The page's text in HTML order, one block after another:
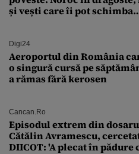
și vești care îi pot schimba
Digi24
Aeroportul din România
o singură cursă pe
a rămas fără kerosen
Cancan.ro
Episodul extrem din
Cătălin Avramescu,
DIICOT: 'A plecat în pădure